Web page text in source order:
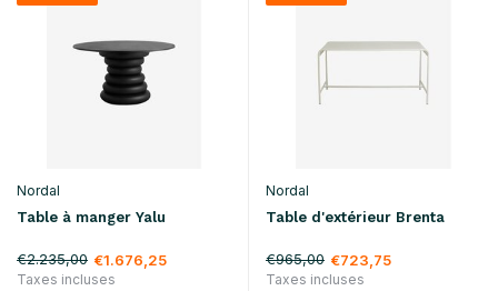
Nordal
Table à manger Yalu
€2.235,00 €1.676,25
Taxes incluses
Nordal
Table d'extérieur Brenta
€965,00 €723,75
Taxes incluses